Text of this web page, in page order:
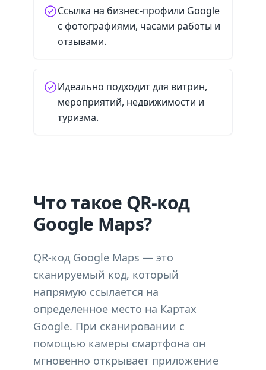
Ссылка на бизнес-профили Google
с фотографиями, часами работы и
отзывами.
Идеально подходит для витрин,
мероприятий, недвижимости и
туризма.
Что такое QR-код
Google Maps?
QR-код Google Maps — это
сканируемый код, который
напрямую ссылается на
определенное место на Картах
Google. При сканировании с
помощью камеры смартфона он
мгновенно открывает приложение